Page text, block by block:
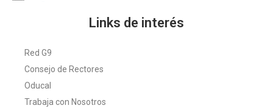
Links de interés
Red G9
Consejo de Rectores
Oducal
Trabaja con Nosotros